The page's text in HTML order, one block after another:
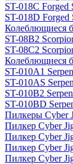
ST-018C Forged
ST-018D Forged
Колеблющиеся
ST-08B2
ST-08C2
Колеблющиеся
ST-010A1
ST-010AS
ST-010B2
ST-010BD
Пилкеры Cyber
Пилкер Cyber
Пилкер Cyber
Пилкер Cyber
Пилкер Cyber